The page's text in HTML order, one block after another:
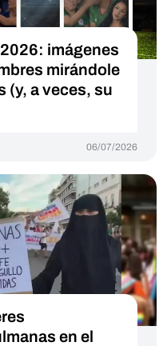
2026: imágenes
mirándole
(y, a veces, su
06/07/2026
en el